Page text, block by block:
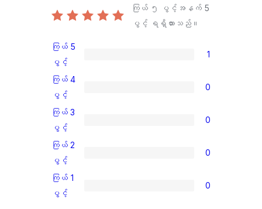
ကြယ် ၅ ပွင့်အနက် 5
ပွင့် ရရှိထားသည်။
ကြယ်
5
ပွင့်
အဆင့်
သုံးသပ်
1
စောင်
ကြယ် 5
ပွင့်
1
ကြယ်
4
ပွင့်
အဆင့်
သုံးသပ်
0
စောင်
ကြယ် 4
ပွင့်
0
ကြယ်
3
ပွင့်
အဆင့်
သုံးသပ်
ကြယ် 3
ပွင့်
0
ကြယ်
2
ပွင့်
ကြယ် 2
ပွင့်
0
ကြယ်
ကြယ် 1
ပွင့်
0